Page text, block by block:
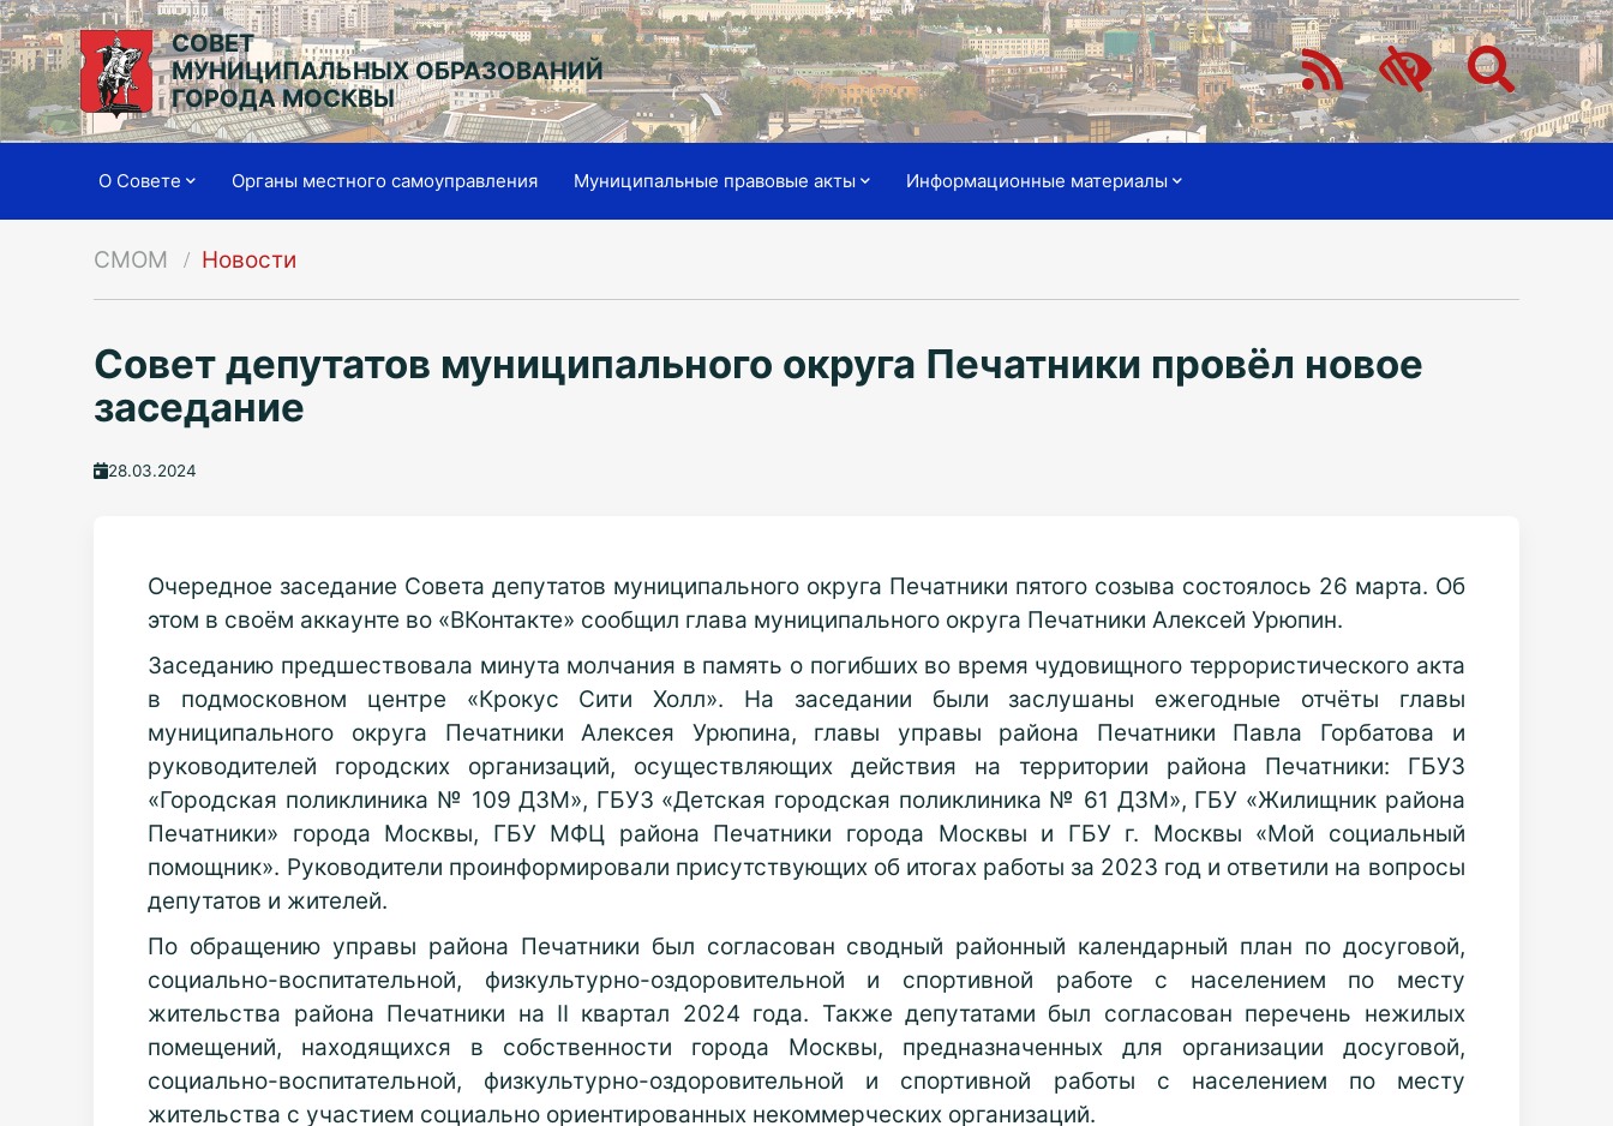
СОВЕТ
МУНИЦИПАЛЬНЫХ ОБРАЗОВАНИЙ
ГОРОДА МОСКВЫ
О Совете Органы местного самоуправления Муниципальные правовые акты Информационные материалы
СМОМ Новости
Совет депутатов муниципального округа Печатники провёл новое
заседание
28.03.2024
Очередное заседание Совета депутатов муниципального округа Печатники пятого созыва состоялось 26 марта. Об
этом в своём аккаунте во «ВКонтакте» сообщил глава муниципального округа Печатники Алексей Урюпин.
Заседанию предшествовала минута молчания в память о погибших во время чудовищного террористического акта
в подмосковном центре «Крокус Сити Холл». На заседании были заслушаны ежегодные отчёты главы
муниципального округа Печатники Алексея Урюпина, главы управы района Печатники Павла Горбатова и
руководителей городских организаций, осуществляющих действия на территории района Печатники: ГБУЗ
«Городская поликлиника № 109 ДЗМ», ГБУЗ «Детская городская поликлиника № 61 ДЗМ», ГБУ «Жилищник района
Печатники» города Москвы, ГБУ МФЦ района Печатники города Москвы и ГБУ г. Москвы «Мой социальный
помощник». Руководители проинформировали присутствующих об итогах работы за 2023 год и ответили на вопросы
депутатов и жителей.
По обращению управы района Печатники был согласован сводный районный календарный план по досуговой,
социально-воспитательной, физкультурно-оздоровительной и спортивной работе с населением по месту
жительства района Печатники на II квартал 2024 года. Также депутатами был согласован перечень нежилых
помещений, находящихся в собственности города Москвы, предназначенных для организации досуговой,
социально-воспитательной, физкультурно-оздоровительной и спортивной работы с населением по месту
жительства с участием социально ориентированных некоммерческих организаций.